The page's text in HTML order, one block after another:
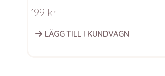
199 kr
LÄGG TILL I KUNDVAGN